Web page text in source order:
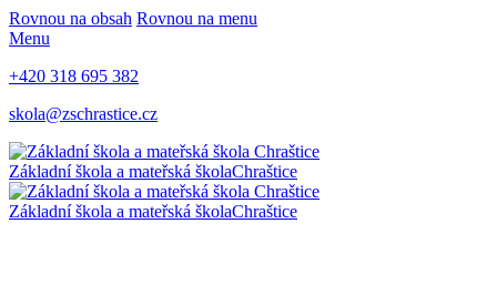
Rovnou na obsah Rovnou na menu
Menu
+420 318 695 382
skola@zschrastice.cz
Základní škola a mateřská školaChraštice
Základní škola a mateřská školaChraštice